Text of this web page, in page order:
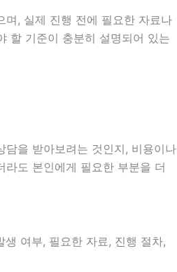
며, 실제 진행 전에 필요한 자료나
할 기준이 충분히 설명되어 있는
을 받아보려는 것인지, 비용이나
도 본인에게 필요한 부분을 더
여부, 필요한 자료, 진행 절차,